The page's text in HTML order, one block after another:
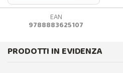
EAN
9788883625107
PRODOTTI IN EVIDENZA